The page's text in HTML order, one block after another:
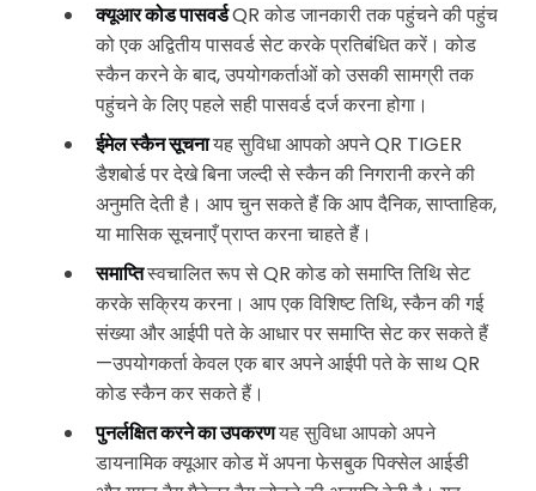
क्यूआर कोड पासवर्डQR कोड जानकारी तक पहुंचने की पहुंच
को एक अद्वितीय पासवर्ड सेट करके प्रतिबंधित करें। कोड
स्कैन करने के बाद, उपयोगकर्ताओं को उसकी सामग्री तक
पहुंचने के लिए पहले सही पासवर्ड दर्ज करना होगा।
ईमेल स्कैन सूचनायह सुविधा आपको अपने QR TIGER
डैशबोर्ड पर देखे बिना जल्दी से स्कैन की निगरानी करने की
अनुमति देती है। आप चुन सकते हैं कि आप दैनिक, साप्ताहिक,
या मासिक सूचनाएँ प्राप्त करना चाहते हैं।
समाप्तिस्वचालित रूप से QR कोड को समाप्ति तिथि सेट
करके सक्रिय करना। आप एक विशिष्ट तिथि, स्कैन की गई
संख्या और आईपी पते के आधार पर समाप्ति सेट कर सकते हैं
—उपयोगकर्ता केवल एक बार अपने आईपी पते के साथ QR
कोड स्कैन कर सकते हैं।
पुनर्लक्षित करने का उपकरणयह सुविधा आपको अपने
डायनामिक क्यूआर कोड में अपना फेसबुक पिक्सेल आईडी